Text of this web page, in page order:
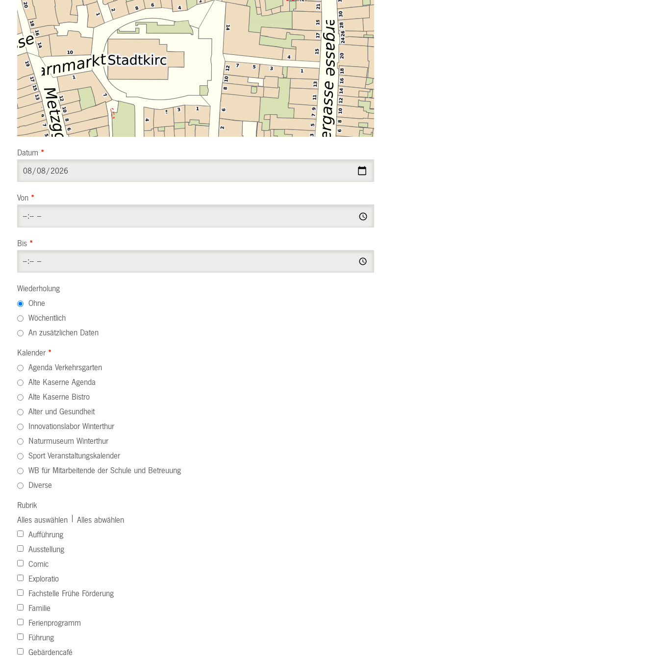
Datum *
Von *
Bis *
Wiederholung
Ohne
Wöchentlich
An zusätzlichen Daten
Kalender *
Agenda Verkehrsgarten
Alte Kaserne Agenda
Alte Kaserne Bistro
Alter und Gesundheit
Innovationslabor Winterthur
Naturmuseum Winterthur
Sport Veranstaltungskalender
WB für Mitarbeitende der Schule und Betreuung
Diverse
Rubrik
Alles auswählen
Alles abwählen
Aufführung
Ausstellung
Comic
Exploratio
Fachstelle Frühe Förderung
Familie
Ferienprogramm
Führung
Gebärdencafé